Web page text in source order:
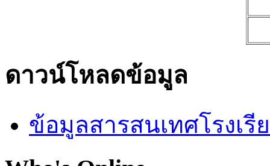
ดาวน์โหลดข้อมูล
ข้อมูลสารสนเทศโรงเรี